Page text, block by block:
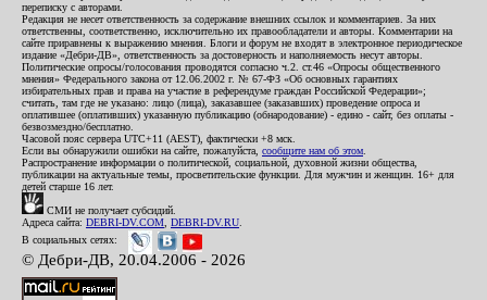
переписку с авторами.
Редакция не несет ответственность за содержание внешних ссылок и комментариев. За них
ответственны, соответственно, исключительно их правообладатели и авторы. Комментарии на
сайте приравнены к выражению мнения. Блоги и форум не входят в электронное периодическое
издание «Дебри-ДВ», ответственность за достоверность и наполняемость несут авторы.
Политические опросы/голосования проводятся согласно ч.2. ст.46 «Опросы общественного
мнения» Федерального закона от 12.06.2002 г. № 67-ФЗ «Об основных гарантиях
избирательных прав и права на участие в референдуме граждан Российской Федерации»;
считать, там где не указано: лицо (лица), заказавшее (заказавших) проведение опроса и
оплатившее (оплативших) указанную публикацию (обнародование) - едино - сайт, без оплаты -
безвозмездно/бесплатно.
Часовой пояс сервера UTC+11 (AEST), фактически +8 мск.
Если вы обнаружили ошибки на сайте, пожалуйста, сообщите нам об этом
Распространение информации о политической, социальной, духовной жизни общества,
публикации на актуальные темы, просветительские функции. Для мужчин и женщин. 16+ для
детей старше 16 лет.
СМИ не получает субсидий.
Адреса сайта: DEBRI-DV.COM DEBRI-DV.RU
В социальных сетях:
© Дебри-ДВ, 20.04.2006 - 2026